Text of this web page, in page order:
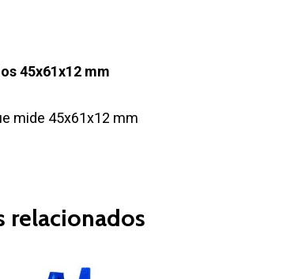
45x61x12 mm
mide 45x61x12 mm
relacionados